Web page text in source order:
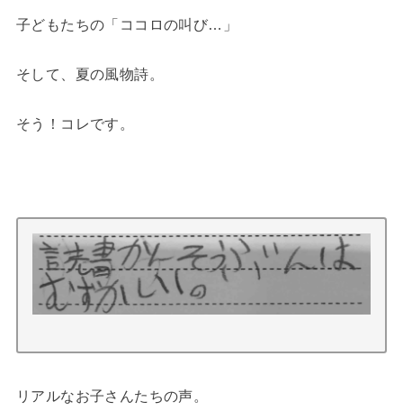
子どもたちの「ココロの叫び…」
そして、夏の風物詩。
そう！コレです。
リアルなお子さんたちの声。